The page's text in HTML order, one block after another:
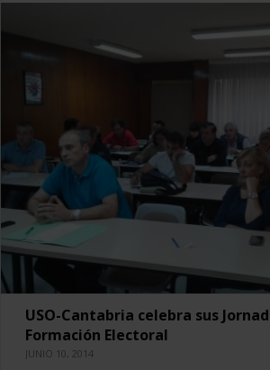
USO-Cantabria celebra sus
Formación Electoral
JUNIO 10, 2014